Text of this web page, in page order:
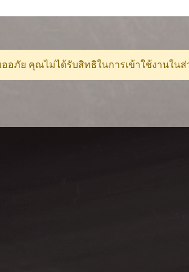
อภัย คุณไม่ได้รับสิทธิในการเข้าใช้งานใน